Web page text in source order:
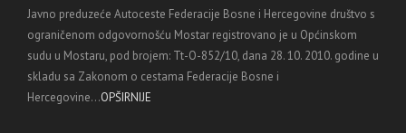
Javno preduzeće Autoceste Federacije Bosne i Hercegovine društvo s
ograničenom odgovornošću Mostar registrovano je u Općinskom
sudu u Mostaru, pod brojem: Tt-O-852/10, dana 28. 10. 2010. godine u
skladu sa Zakonom o cestama Federacije Bosne i
Hercegovine...OPŠIRNIJE